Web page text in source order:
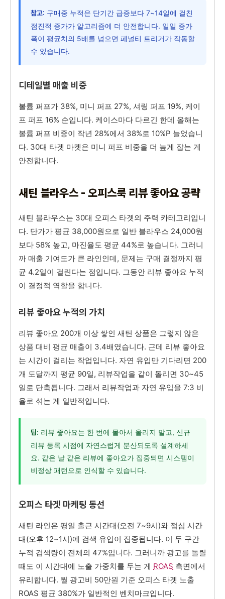
참고: 구매중 누적은 단기간 급증보다 7~14일에 걸친
점진적 증가가 알고리즘에 더 안전합니다. 일일 증가
폭이 평균치의 5배를 넘으면 페널티 트리거가 작동할
수 있습니다.
디테일별 매출 비중
볼륨 퍼프가 38%, 미니 퍼프 27%, 셔링 퍼프 19%, 케이
프 퍼프 16% 순입니다. 케이스마다 다르긴 한데 올해는
볼륨 퍼프 비중이 작년 28%에서 38%로 10%P 늘었습니
다. 30대 타겟 마켓은 미니 퍼프 비중을 더 높게 잡는 게
안전합니다.
새틴 블라우스 - 오피스룩 리뷰 좋아요 공략
새틴 블라우스는 30대 오피스 타겟의 주력 카테고리입니
다. 단가가 평균 38,000원으로 일반 블라우스 24,000원
보다 58% 높고, 마진율도 평균 44%로 높습니다. 그러니
까 매출 기여도가 큰 라인인데, 문제는 구매 결정까지 평
균 4.2일이 걸린다는 점입니다. 그동안 리뷰 좋아요 누적
이 결정적 역할을 합니다.
리뷰 좋아요 누적의 가치
리뷰 좋아요 200개 이상 쌓인 새틴 상품은 그렇지 않은
상품 대비 평균 매출이 3.4배였습니다. 근데 리뷰 좋아요
는 시간이 걸리는 작업입니다. 자연 유입만 기다리면 200
개 도달까지 평균 90일, 리뷰작업을 같이 돌리면 30~45
일로 단축됩니다. 그래서 리뷰작업과 자연 유입을 7:3 비
율로 섞는 게 일반적입니다.
팁: 리뷰 좋아요는 한 번에 몰아서 올리지 말고, 신규
리뷰 등록 시점에 자연스럽게 분산되도록 설계하세
요. 같은 날 같은 리뷰에 좋아요가 집중되면 시스템이
비정상 패턴으로 인식할 수 있습니다.
오피스 타겟 마케팅 동선
새틴 라인은 평일 출근 시간대(오전 7~9시)와 점심 시간
대(오후 12~1시)에 검색 유입이 집중됩니다. 이 두 구간
누적 검색량이 전체의 47%입니다. 그러니까 광고를 돌릴
때도 이 시간대에 노출 가중치를 두는 게 ROAS 측면에서
유리합니다. 월 광고비 50만원 기준 오피스 타겟 노출
ROAS 평균 380%가 일반적인 벤치마크입니다.